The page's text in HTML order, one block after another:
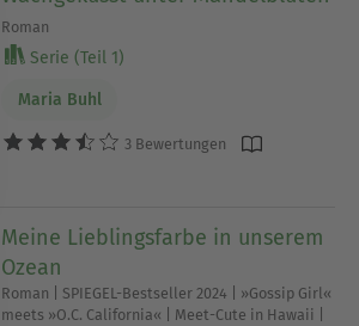
Roman
Serie (Teil 1)
Maria Buhl
3 Bewertungen
Meine Lieblingsfarbe in unserem
Ozean
Roman | SPIEGEL-Bestseller 2024 | »Gossip Girl«
meets »O.C. California« | Meet-Cute in Hawaii |